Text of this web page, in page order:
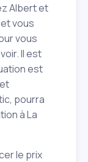
Albert et
vous
vous
Il est
est
pourra
à La
le prix